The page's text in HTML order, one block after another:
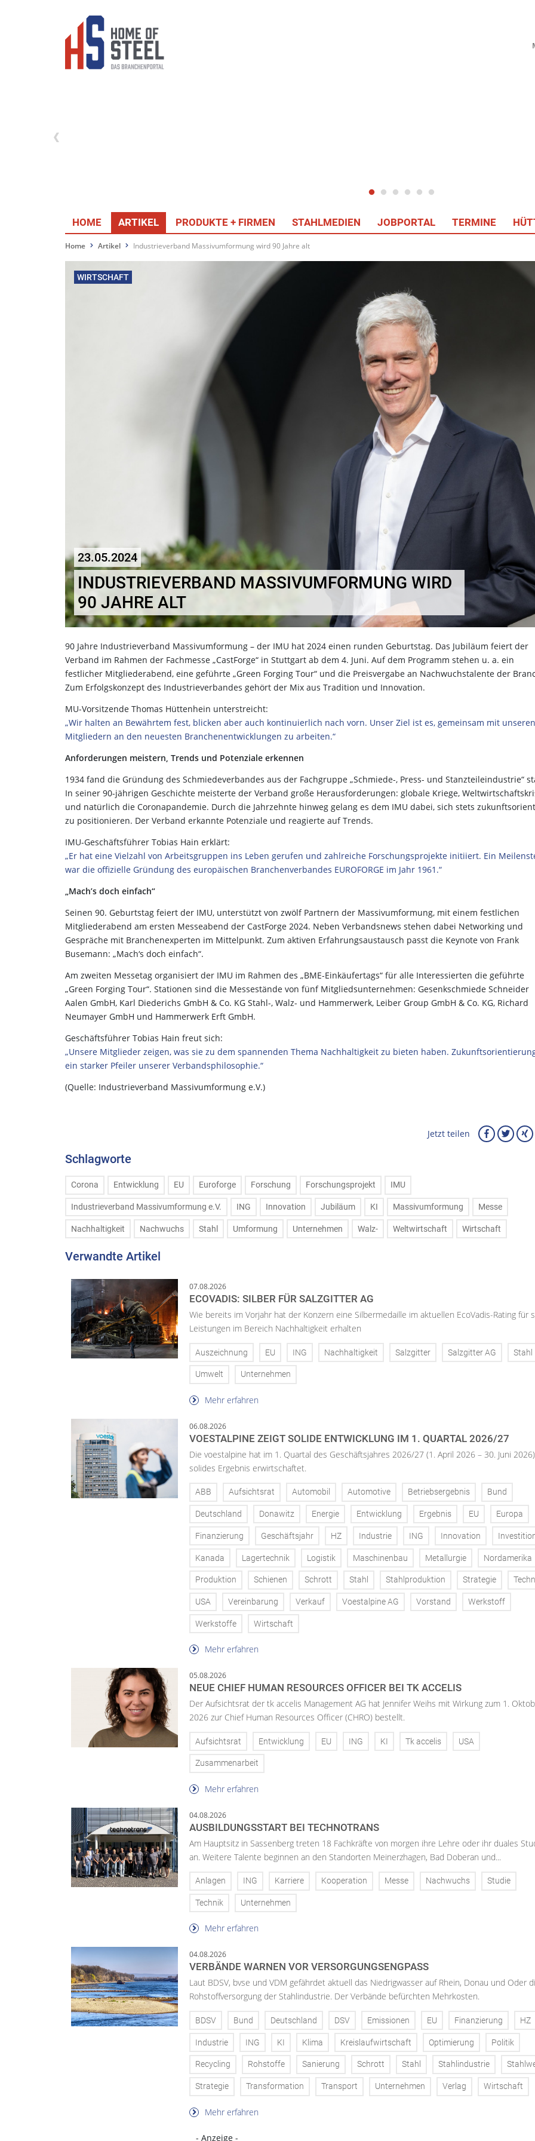
HOME ARTIKEL PRODUKTE + FIRMEN STAHLMEDIEN JOBPORTAL TERMINE
Home Artikel Industrieverband Massivumformung wird 90 Jahre alt
WIRTSCHAFT
23.05.2024
INDUSTRIEVERBAND MASSIVUMFORMUNG WIRD
90 JAHRE ALT
90 Jahre Industrieverband Massivumformung – der IMU hat 2024 einen runden Geburtstag. Das Jubiläum feiert der
Verband im Rahmen der Fachmesse „CastForge“ in Stuttgart ab dem 4. Juni. Auf dem Programm stehen u. a. ein
festlicher Mitgliederabend, eine geführte „Green Forging Tour“ und die Preisvergabe an Nachwuchstalente der
Zum Erfolgskonzept des Industrieverbandes gehört der Mix aus Tradition und Innovation.
MU-Vorsitzende Thomas Hüttenhein unterstreicht:
„Wir halten an Bewährtem fest, blicken aber auch kontinuierlich nach vorn. Unser Ziel ist es, gemeinsam mit
Mitgliedern an den neuesten Branchenentwicklungen zu arbeiten.“
Anforderungen meistern, Trends und Potenziale erkennen
1934 fand die Gründung des Schmiedeverbandes aus der Fachgruppe „Schmiede-, Press- und Stanzteileindustrie“
In seiner 90-jährigen Geschichte meisterte der Verband große Herausforderungen: globale Kriege,
und natürlich die Coronapandemie. Durch die Jahrzehnte hinweg gelang es dem IMU dabei, sich stets
zu positionieren. Der Verband erkannte Potenziale und reagierte auf Trends.
IMU-Geschäftsführer Tobias Hain erklärt:
„Er hat eine Vielzahl von Arbeitsgruppen ins Leben gerufen und zahlreiche Forschungsprojekte initiiert. Ein
war die offizielle Gründung des europäischen Branchenverbandes EUROFORGE im Jahr 1961.“
„Mach’s doch einfach“
Seinen 90. Geburtstag feiert der IMU, unterstützt von zwölf Partnern der Massivumformung, mit einem festlichen
Mitgliederabend am ersten Messeabend der CastForge 2024. Neben Verbandsnews stehen dabei Networking und
Gespräche mit Branchenexperten im Mittelpunkt. Zum aktiven Erfahrungsaustausch passt die Keynote von Frank
Busemann: „Mach‘s doch einfach“.
Am zweiten Messetag organisiert der IMU im Rahmen des „BME-Einkäufertags“ für alle Interessierten die geführte
„Green Forging Tour“. Stationen sind die Messestände von fünf Mitgliedsunternehmen: Gesenkschmiede Schneider
Aalen GmbH, Karl Diederichs GmbH & Co. KG Stahl-, Walz- und Hammerwerk, Leiber Group GmbH & Co. KG, Richard
Neumayer GmbH und Hammerwerk Erft GmbH.
Geschäftsführer Tobias Hain freut sich:
„Unsere Mitglieder zeigen, was sie zu dem spannenden Thema Nachhaltigkeit zu bieten haben.
ein starker Pfeiler unserer Verbandsphilosophie.“
(Quelle: Industrieverband Massivumformung e.V.)
Jetzt teilen
Schlagworte
Corona Entwicklung EU Euroforge Forschung Forschungsprojekt IMU
Industrieverband Massivumformung e.V. ING Innovation Jubiläum KI Massivumformung Messe
Nachhaltigkeit Nachwuchs Stahl Umformung Unternehmen Walz- Weltwirtschaft Wirtschaft
Verwandte Artikel
07.08.2026
ECOVADIS: SILBER FÜR SALZGITTER AG
Wie bereits im Vorjahr hat der Konzern eine Silbermedaille im aktuellen EcoVadis-Rating für
Leistungen im Bereich Nachhaltigkeit erhalten
Auszeichnung EU ING Nachhaltigkeit Salzgitter Salzgitter AG Stahl
Umwelt Unternehmen
Mehr erfahren
06.08.2026
VOESTALPINE ZEIGT SOLIDE ENTWICKLUNG IM 1. QUARTAL 2026/27
Die voestalpine hat im 1. Quartal des Geschäftsjahres 2026/27 (1. April 2026 – 30. Juni
solides Ergebnis erwirtschaftet.
ABB Aufsichtsrat Automobil Automotive Betriebsergebnis Bund
Deutschland Donawitz Energie Entwicklung Ergebnis EU Europa
Finanzierung Geschäftsjahr HZ Industrie ING Innovation
Kanada Lagertechnik Logistik Maschinenbau Metallurgie Nordamerika
Produktion Schienen Schrott Stahl Stahlproduktion Strategie
USA Vereinbarung Verkauf Voestalpine AG Vorstand Werkstoff
Werkstoffe Wirtschaft
Mehr erfahren
05.08.2026
NEUE CHIEF HUMAN RESOURCES OFFICER BEI TK ACCELIS
Der Aufsichtsrat der tk accelis Management AG hat Jennifer Weihs mit Wirkung zum 1.
2026 zur Chief Human Resources Officer (CHRO) bestellt.
Aufsichtsrat Entwicklung EU ING KI Tk accelis USA
Zusammenarbeit
Mehr erfahren
04.08.2026
AUSBILDUNGSSTART BEI TECHNOTRANS
Am Hauptsitz in Sassenberg treten 18 Fachkräfte von morgen ihre Lehre oder ihr duales
an. Weitere Talente beginnen an den Standorten Meinerzhagen, Bad Doberan und...
Anlagen ING Karriere Kooperation Messe Nachwuchs Studie
Technik Unternehmen
Mehr erfahren
04.08.2026
VERBÄNDE WARNEN VOR VERSORGUNGSENGPASS
Laut BDSV, bvse und VDM gefährdet aktuell das Niedrigwasser auf Rhein, Donau und Oder
Rohstoffversorgung der Stahlindustrie. Der Verbände befürchten Mehrkosten.
BDSV Bund Deutschland DSV Emissionen EU Finanzierung HZ
Industrie ING KI Klima Kreislaufwirtschaft Optimierung Politik
Recycling Rohstoffe Sanierung Schrott Stahl Stahlindustrie
Strategie Transformation Transport Unternehmen Verlag Wirtschaft
Mehr erfahren
- Anzeige -